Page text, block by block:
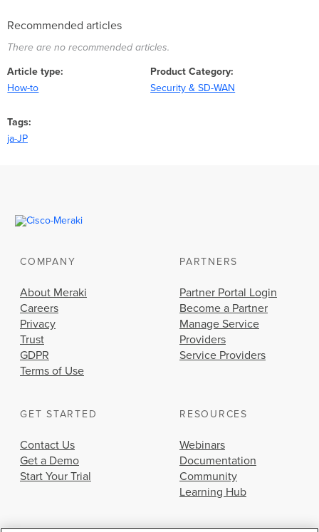
か？
ど
す
れ
き
か？
ま
た
は
Meraki
ダ
ッ
シ
ー
が
メ
ー
ル
Recommended articles
There are no recommended articles.
Article type
How-to
Product Category
Security & SD-WAN
Tags
ja-JP
COMPANY
About Meraki
Careers
Privacy
Trust
GDPR
Terms of Use
PARTNERS
Partner Portal Login
Become a Partner
Manage Service
Providers
Service Providers
GET STARTED
Contact Us
Get a Demo
Start Your Trial
RESOURCES
Webinars
Documentation
Community
Learning Hub